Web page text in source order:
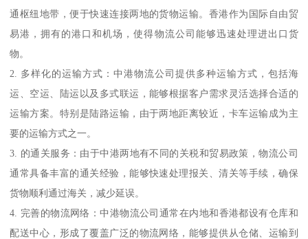
通枢纽地带，便于快速连接两地的货物运输。香港作为国际自由贸
易港，拥有的港口和机场，使得物流公司能够迅速处理进出口货
物。
2. 多样化的运输方式：中港物流公司提供多种运输方式，包括海
运、空运、陆运以及多式联运，能够根据客户需求灵活选择合适的
运输方案。特别是陆路运输，由于两地距离较近，卡车运输成为主
要的运输方式之一。
3. 的通关服务：由于中港两地有不同的关税和贸易政策，物流公司
通常具备丰富的通关经验，能够快速处理报关、清关等手续，确保
货物顺利通过海关，减少延误。
4. 完善的物流网络：中港物流公司通常在内地和香港都设有仓库和
配送中心，形成了覆盖广泛的物流网络，能够提供从仓储、运输到